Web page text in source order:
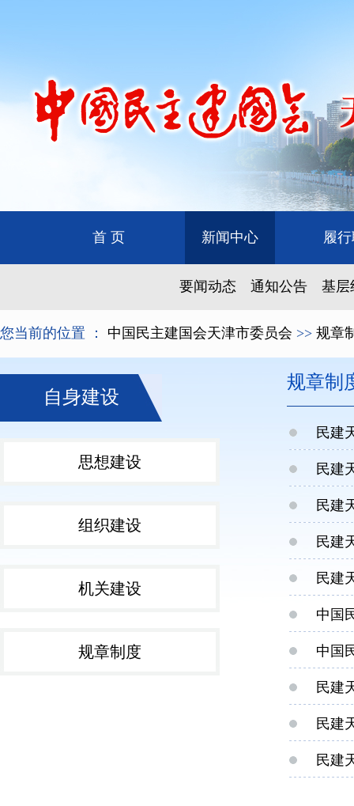
首 页 新闻中心 履
要闻动态 通知公告 基层
您当前的位置 ： 中国民主建国会天津市委员会 >> 规章
自身建设
思想建设
组织建设
机关建设
规章制度
规章制
民建
民建
民建
民建
民建
中国
中国
民建
民建
民建